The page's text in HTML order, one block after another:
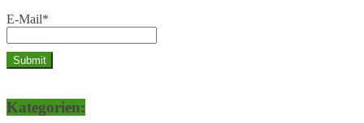
E-Mail*
Kategorien: